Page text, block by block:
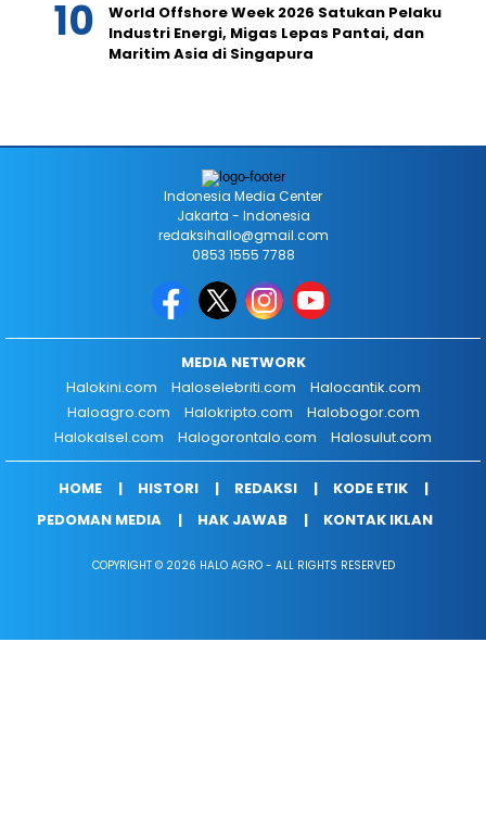
World Offshore Week 2026 Satukan Pelaku
Industri Energi, Migas Lepas Pantai, dan
Maritim Asia di Singapura
Indonesia Media Center
Jakarta - Indonesia
redaksihallo@gmail.com
0853 1555 7788
MEDIA NETWORK
Halokini.com
Haloselebriti.com
Halocantik.com
Haloagro.com
Halokripto.com
Halobogor.com
Halokalsel.com
Halogorontalo.com Halosulut.com
HOME HISTORI REDAKSI
KODE ETIK
PEDOMAN MEDIA
HAK JAWAB KONTAK IKLAN
COPYRIGHT © 2026 HALO AGRO - ALL RIGHTS RESERVED